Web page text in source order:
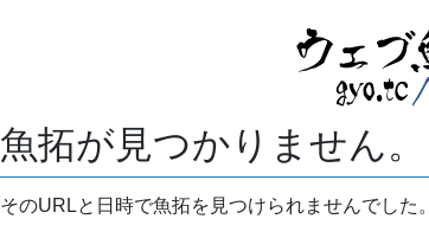
魚拓が見つかりません。
そのURLと日時で魚拓を見つけられませんでした。